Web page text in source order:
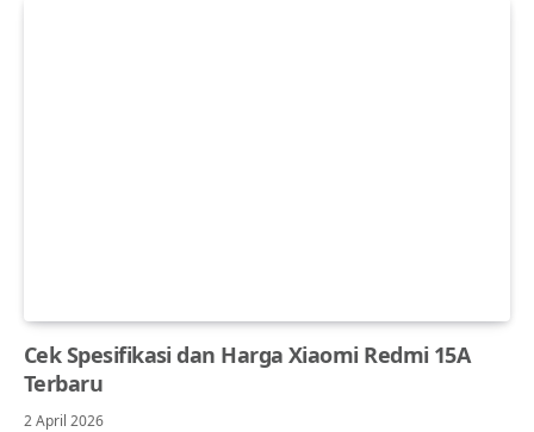
Cek Spesifikasi dan Harga Xiaomi Redmi 15A
Terbaru
2 April 2026